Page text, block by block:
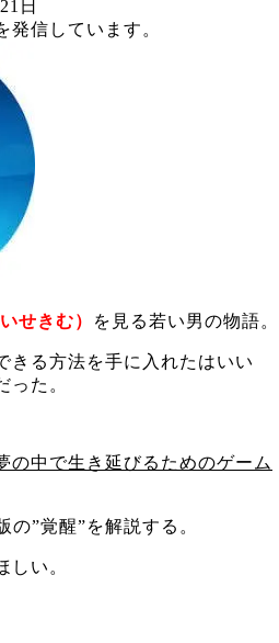
日
発信しています。
せきむ） を見る若い男の物語。
きる方法を手に入れたはいい
った。
の中で生き延びるためのゲーム
の”覚醒”を解説する。
しい。